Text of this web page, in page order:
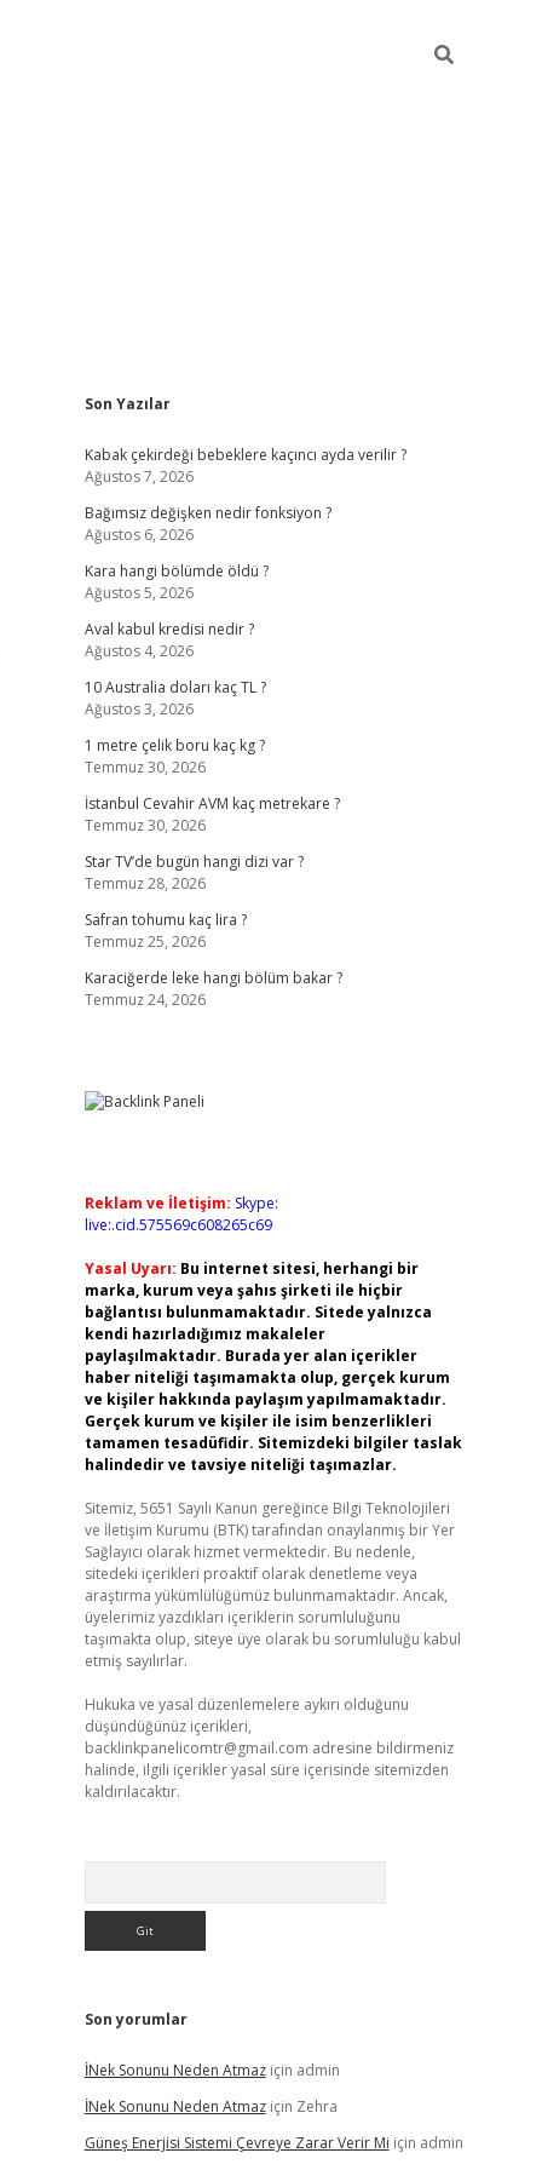
Sidebar
Son Yazılar
Kabak çekirdeği bebeklere kaçıncı ayda verilir ?
Ağustos 7, 2026
Bağımsız değişken nedir fonksiyon ?
Ağustos 6, 2026
Kara hangi bölümde öldü ?
Ağustos 5, 2026
Aval kabul kredisi nedir ?
Ağustos 4, 2026
10 Australia doları kaç TL ?
Ağustos 3, 2026
1 metre çelik boru kaç kg ?
Temmuz 30, 2026
İstanbul Cevahir AVM kaç metrekare ?
Temmuz 30, 2026
Star TV’de bugün hangi dizi var ?
Temmuz 28, 2026
Safran tohumu kaç lira ?
Temmuz 25, 2026
Karaciğerde leke hangi bölüm bakar ?
Temmuz 24, 2026
Reklam ve İletişim: Skype:
live:.cid.575569c608265c69
Yasal Uyarı: Bu internet sitesi, herhangi bir
marka, kurum veya şahıs şirketi ile hiçbir
bağlantısı bulunmamaktadır. Sitede yalnızca
kendi hazırladığımız makaleler
paylaşılmaktadır. Burada yer alan içerikler
haber niteliği taşımamakta olup, gerçek kurum
ve kişiler hakkında paylaşım yapılmamaktadır.
Gerçek kurum ve kişiler ile isim benzerlikleri
tamamen tesadüfidir. Sitemizdeki bilgiler taslak
halindedir ve tavsiye niteliği taşımazlar.
Sitemiz, 5651 Sayılı Kanun gereğince Bilgi Teknolojileri
ve İletişim Kurumu (BTK) tarafından onaylanmış bir Yer
Sağlayıcı olarak hizmet vermektedir. Bu nedenle,
sitedeki içerikleri proaktif olarak denetleme veya
araştırma yükümlülüğümüz bulunmamaktadır. Ancak,
üyelerimiz yazdıkları içeriklerin sorumluluğunu
taşımakta olup, siteye üye olarak bu sorumluluğu kabul
etmiş sayılırlar.
Hukuka ve yasal düzenlemelere aykırı olduğunu
düşündüğünüz içerikleri,
backlinkpanelicomtr@gmail.com adresine bildirmeniz
halinde, ilgili içerikler yasal süre içerisinde sitemizden
kaldırılacaktır.
Son yorumlar
İNek Sonunu Neden Atmaziçin admin
İNek Sonunu Neden Atmaziçin Zehra
Güneş Enerjisi Sistemi Çevreye Zarar Verir Mi için admin